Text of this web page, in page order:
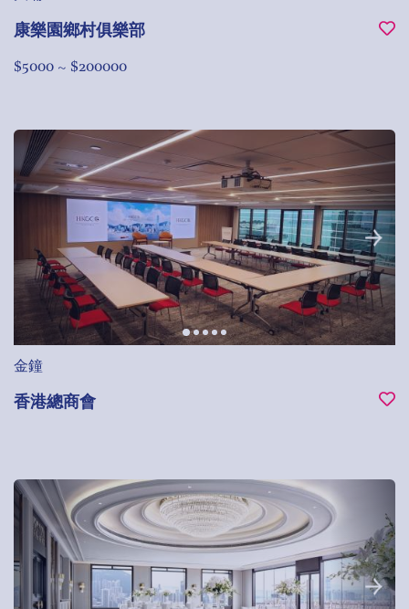
康樂園鄉村俱樂部
$5000 ~ $200000
金鐘
香港總商會